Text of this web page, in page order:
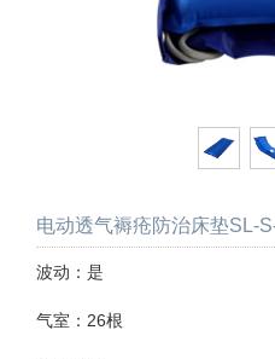
电动透气褥疮防治床垫SL-
波动：是
气室：26根